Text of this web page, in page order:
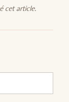
cet article.